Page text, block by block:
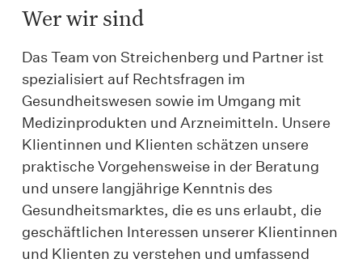
Wer wir sind
Das Team von Streichenberg und Partner ist
spezialisiert auf Rechtsfragen im
Gesundheitswesen sowie im Umgang mit
Medizinprodukten und Arzneimitteln. Unsere
Klientinnen und Klienten schätzen unsere
praktische Vorgehensweise in der Beratung
und unsere langjährige Kenntnis des
Gesundheitsmarktes, die es uns erlaubt, die
geschäftlichen Interessen unserer Klientinnen
und Klienten zu verstehen und umfassend